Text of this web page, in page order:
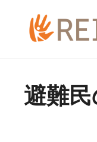
避難